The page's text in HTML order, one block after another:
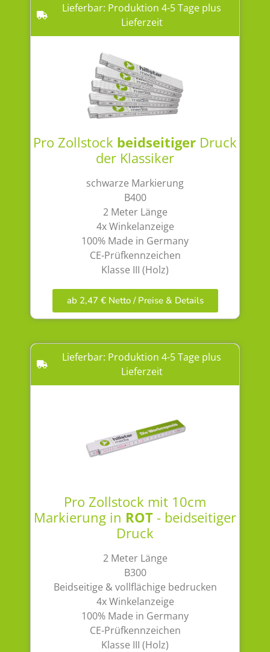
Lieferbar: Produktion 4-5 Tage plus
Lieferzeit
Pro Zollstock beidseitiger Druck
der Klassiker
schwarze Markierung
B400
2 Meter Länge
4x Winkelanzeige
100% Made in Germany
CE-Prüfkennzeichen
Klasse III (Holz)
ab 2,47 € Netto / Preise & Details
Lieferbar: Produktion 4-5 Tage plus
Lieferzeit
Pro Zollstock mit 10cm
Markierung in ROT- beidseitiger
Druck
2 Meter Länge
B300
Beidseitige & vollflächige bedrucken
4x Winkelanzeige
100% Made in Germany
CE-Prüfkennzeichen
Klasse III (Holz)